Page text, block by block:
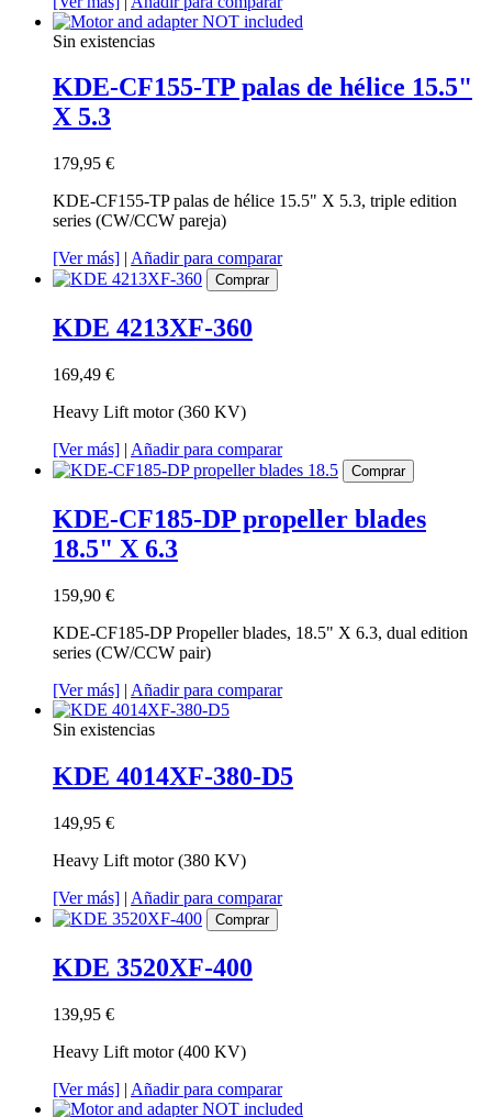
Sin existencias
KDE-CF155-TP palas de hélice 15.5"
X 5.3
179,95 €
KDE-CF155-TP palas de hélice 15.5" X 5.3, triple edition
series (CW/CCW pareja)
[Ver más] | Añadir para comparar
Comprar
KDE 4213XF-360
169,49 €
Heavy Lift motor (360 KV)
[Ver más] | Añadir para comparar
Comprar
KDE-CF185-DP propeller blades
18.5" X 6.3
159,90 €
KDE-CF185-DP Propeller blades, 18.5" X 6.3, dual edition
series (CW/CCW pair)
[Ver más] | Añadir para comparar
Sin existencias
KDE 4014XF-380-D5
149,95 €
Heavy Lift motor (380 KV)
[Ver más] | Añadir para comparar
Comprar
KDE 3520XF-400
139,95 €
Heavy Lift motor (400 KV)
[Ver más] | Añadir para comparar